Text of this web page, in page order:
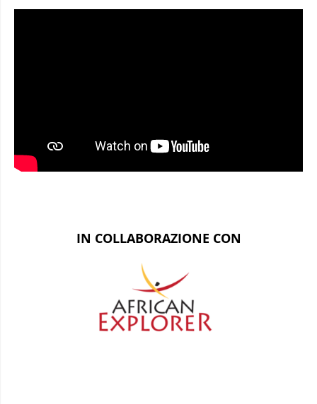
IN COLLABORAZIONE CON